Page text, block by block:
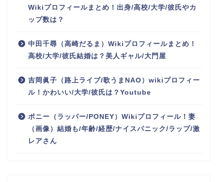
Wikiプロフィールまとめ！出身/高校/大学/彼氏やカ
ップ数は？
中田千尋（高崎だるま）Wikiプロフィールまとめ！
高校/大学/彼氏結婚は？美人ギャル/大門屋
吉岡眞子（路上ライブ/歌うまNAO）wikiプロフィー
ル！かわいい/大学/彼氏は？Youtube
ポニー（ラッパー/PONEY）Wikiプロフィール！妻
（画像）結婚も/年齢/経歴/ナイスパニック/ラップ/激
レアさん